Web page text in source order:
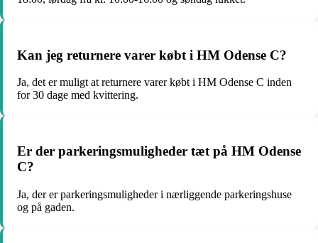
Kan jeg returnere varer købt i HM Odense C?
Ja, det er muligt at returnere varer købt i HM Odense C inden
for 30 dage med kvittering.
Er der parkeringsmuligheder tæt på HM Odense
C?
Ja, der er parkeringsmuligheder i nærliggende parkeringshuse
og på gaden.